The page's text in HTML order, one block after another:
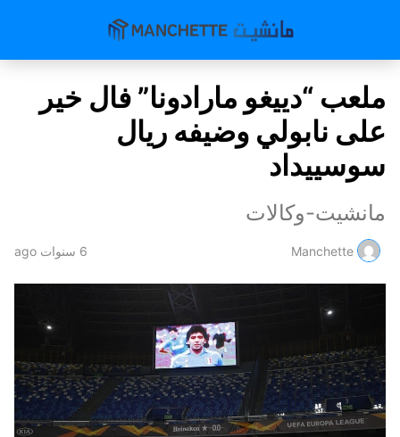
ملعب “دييغو مارادونا” فال خير
على نابولي وضيفه ريال
سوسييداد
مانشيت-وكالات
Manchette 6 سنوات ago